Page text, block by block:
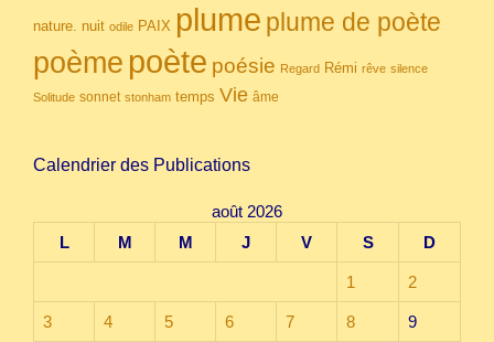
nature. nuit odile PAIX plume plume de poète
poème poète poésie Regard Rémi rêve silence
Solitude sonnet stonham temps Vie âme
Calendrier des Publications
août 2026
L
M M J V S D
1 2
3 4 5 6 7 8 9